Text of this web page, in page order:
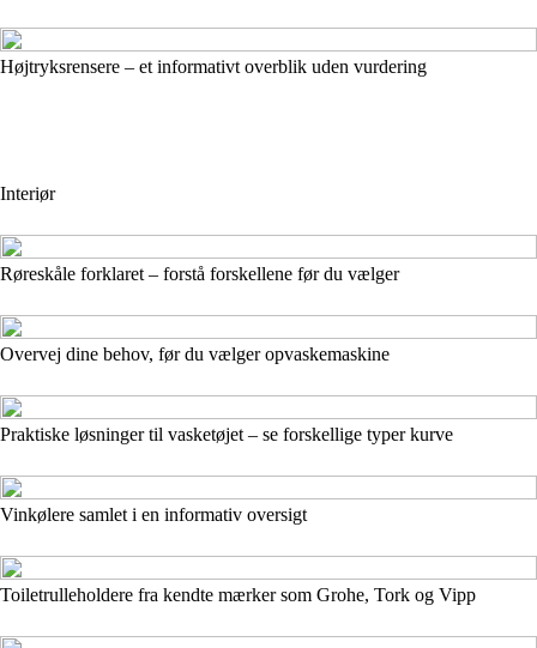
Højtryksrensere – et informativt overblik uden vurdering
Interiør
Røreskåle forklaret – forstå forskellene før du vælger
Overvej dine behov, før du vælger opvaskemaskine
Praktiske løsninger til vasketøjet – se forskellige typer kurve
Vinkølere samlet i en informativ oversigt
Toiletrulleholdere fra kendte mærker som Grohe, Tork og Vipp